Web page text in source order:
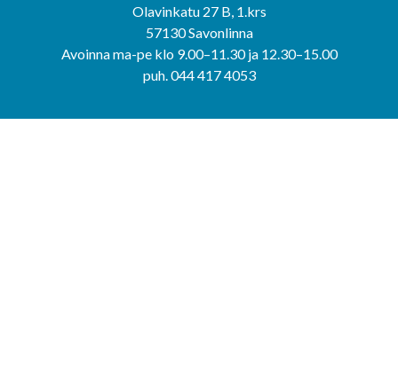
Olavinkatu 27 B, 1.krs
57130 Savonlinna
Avoinna ma-pe klo 9.00–11.30 ja 12.30–15.00
puh. 044 417 4053